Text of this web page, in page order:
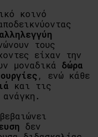
κοινό
αλληλεγγύη
τους
είχαν την
μοναδικά δώρα
, ενώ κάθε
και τις
δεν